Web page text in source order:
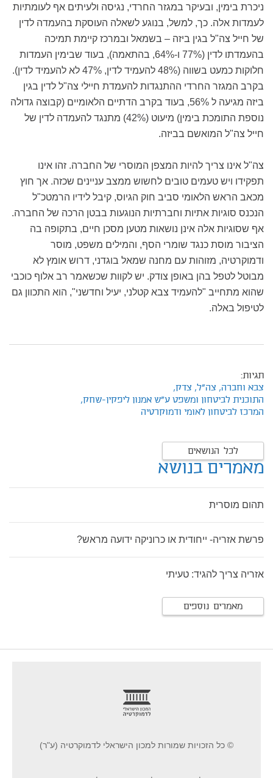
ניכרת בימין, ובעיקר במגזר החרדי, נגיסה ולעיתים אף לעומתיות
לעמדות אלה. כך, למשל, בנוגע לשאלה העוסקת בהעמדה לדין
של חייל צה"ל בגין ביזה – בשמאל ובמרכז קיימת תמיכה
בהעמדתו לדין (77% ו-64%, בהתאמה), בעוד שבימין העמדות
חלוקות כמעט בשווה (48% להעמיד לדין, 47% לא להעמיד לדין).
בקרב המגזר החרדי ההתנגדות להעמדת חיילי צה"ל לדין בגין
ביזה מגיעה ל 56%, בעוד בקרב הדתיים הלאומיים (קבוצה גדולה
נוספת התומכת בימין) מיעוט (42%) מתנגד להעמדה לדין של
חייל צה"ל המואשם בביזה.
צה"ל אינו צריך להיות המצפן המוסרי של החברה. זהו אינו
תפקידו ויש טעמים טובים לחשוש ממצב עניינים שכזה. אך חוץ
מכאב הראש הלאומי סביב חוק הגיוס, קיבל לידיו הרמטכ"ל
הנכנס סוגיות אתיות וחברתיות הנוגעות בבטן הרכה של החברה.
אף שסוגיות אלה אינן נושאות מטען מסכן חיים, בתקופה בה
הציבור מוסת כנגד שומרי הסף, והמילים משפט, מוסר
ודמוקרטיה, מזוהות עם מחנה שמאל בוגדני, דרוש אומץ לא
מבוטל לטפל בהן באופן צודק. יש לקוות שכשאמר רב אלוף כוכבי
שהוא מתחייב "להעמיד צבא קטלני, יעיל וחדשני", הוא התכוון גם
לטיפול באלה.
תגיות:
צבא וחברה, צה"ל, צדק,
התוכנית לביטחון ומשפט ע"ש אמנון ליפקין-שחק,
המרכז לביטחון לאומי ודמוקרטיה
לכל הנושאים
מאמרים בנושא
תהום מוסרית
פרשת אזריה- ייחודית או כרוניקה ידועה מראש?
אזריה צריך להגיד: טעיתי
מאמרים נוספים
© כל הזכויות שמורות למכון הישראלי לדמוקרטיה (ע"ר)